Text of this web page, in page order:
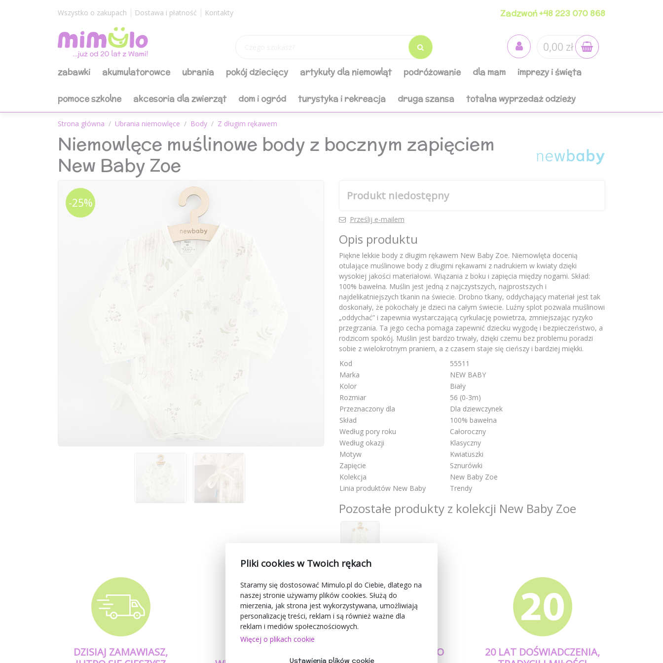
Wszystko o zakupach Dostawa i płatność Kontakty Zadzwoń +48 223 070 868
0,00 zł
zabawki akumulatorowce ubrania pokój dziecięcy artykuły dla niemowląt podróżowanie dla mam imprezy i święta
pomoce szkolne akcesoria dla zwierząt dom i ogród turystyka i rekreacja druga szansa totalna wyprzedaż odzieży
Strona główna Ubrania niemowlęce Body Z długim rękawem
Niemowlęce muślinowe body z bocznym zapięciem
New Baby Zoe
-25%
Produkt niedostępny
Prześlij e-mailem
Opis produktu
Piękne lekkie body z długim rękawem New Baby Zoe. Niemowlęta docenią
otulające muślinowe body z długimi rękawami z nadrukiem w kwiaty dzięki
wysokiej jakości materiałowi. Wiązania z boku i zapięcia między nogami. Skład:
100% bawełna. Muślin jest jedną z najczystszych, najprostszych i
najdelikatniejszych tkanin na świecie. Drobno tkany, oddychający materiał jest tak
doskonały, że pokochały je dzieci na całym świecie. Luźny splot pozwala muślinowi
„oddychać” i zapewnia wystarczającą cyrkulację powietrza, zmniejszając ryzyko
przegrzania. Ta jego cecha pomaga zapewnić dziecku wygodę i bezpieczeństwo, a
rodzicom spokój. Muślin jest bardzo trwały, dzięki czemu bez problemu poradzi
sobie z wielokrotnym praniem, a z czasem staje się cieńszy i bardziej miękki.
Kod
55511
Marka
NEW BABY
Kolor
Biały
Rozmiar
56 (0-3m)
Przeznaczony dla
Dla dziewczynek
Skład
100% bawełna
Według pory roku
Całoroczny
Według okazji
Klasyczny
Motyw
Kwiatuszki
Zapięcie
Sznurówki
Kolekcja
New Baby Zoe
Linia produktów New Baby
Trendy
Pozostałe produkty z kolekcji New Baby Zoe
DZISIAJ ZAMAWIASZ,
BEZPIECZEŃSTWO
20 LAT DOŚWIADCZENIA,
Pliki cookies w Twoich rękach
Staramy się dostosować Mimulo.pl do Ciebie, dlatego na
naszej stronie używamy plików cookies. Służą do
mierzenia, jak strona jest wykorzystywana, umożliwiają
personalizację treści, reklam i są również ważne dla
reklam i mediów społecznościowych.
Więcej o plikach cookie
Ustawienia plików cookie